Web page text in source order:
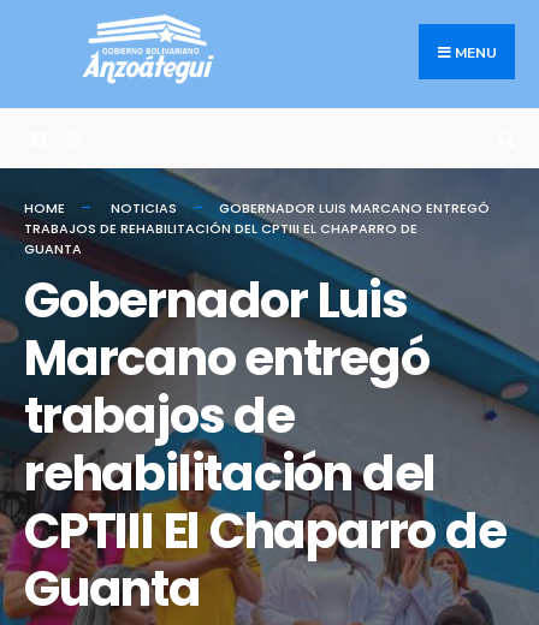
MENU
HOME NOTICIAS
GOBERNADOR LUIS MARCANO ENTREGÓ
TRABAJOS DE REHABILITACIÓN DEL CPTIII EL CHAPARRO DE
GUANTA
Gobernador Luis
Marcano entregó
trabajos de
rehabilitación del
CPTIII El Chaparro de
Guanta
Search